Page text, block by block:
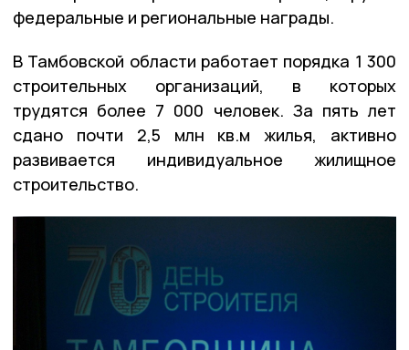
федеральные и региональные награды.
В Тамбовской области работает порядка 1 300
строительных организаций, в которых
трудятся более 7 000 человек. За пять лет
сдано почти 2,5 млн кв.м жилья, активно
развивается индивидуальное жилищное
строительство.